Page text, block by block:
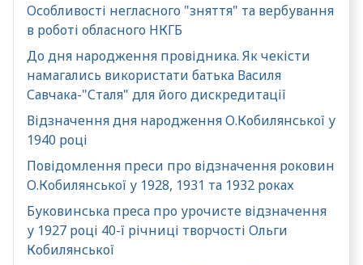
Особливості негласного "зняття" та вербування
в роботі обласного НКГБ
До дня народження провідника. Як чекісти
намагались використати батька Василя
Савчака-"Сталя" для його дискредитації
Відзначення дня народження О.Кобилянської у
1940 році
Повідомлення преси про відзначення роковин
О.Кобилянської у 1928, 1931 та 1932 роках
Буковинська преса про урочисте відзначення
у 1927 році 40-ї річниці творчості Ольги
Кобилянської